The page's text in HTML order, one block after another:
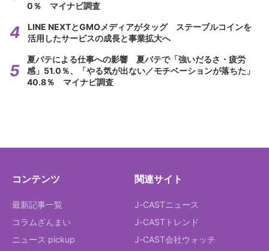
0％ マイナビ調査
LINE NEXTとGMOメディアがタッグ ステーブルコインを
活用したサービスの成長と事業拡大へ
夏バテによる仕事への影響 夏バテで「強いだるさ・疲労
感」51.0％、「やる気が出ない／モチベーションが落ちた」
40.8％ マイナビ調査
コンテンツ
最新記事一覧
コラムざんまい
ニュース pickup
関連サイト
J-CASTニュース
J-CASTトレンド
J-CAST会社ウォッチ